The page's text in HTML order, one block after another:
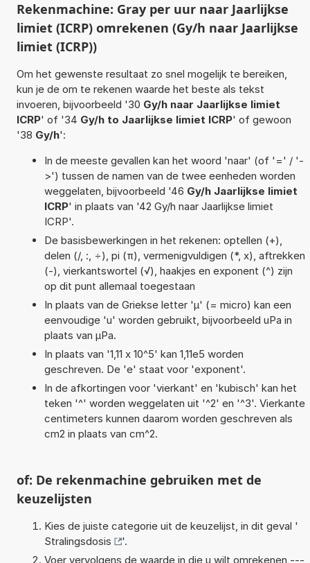
Rekenmachine: Gray per uur naar Jaarlijkse
limiet (ICRP) omrekenen (Gy/h naar Jaarlijkse
limiet (ICRP))
Om het gewenste resultaat zo snel mogelijk te bereiken,
kun je de om te rekenen waarde het beste als tekst
invoeren, bijvoorbeeld '30 Gy/h naar Jaarlijkse limiet
ICRP' of '34 Gy/h to Jaarlijkse limiet ICRP' of gewoon
'38 Gy/h':
In de meeste gevallen kan het woord 'naar' (of '=' / '-
>') tussen de namen van de twee eenheden worden
weggelaten, bijvoorbeeld '46 Gy/h Jaarlijkse limiet
ICRP' in plaats van '42 Gy/h naar Jaarlijkse limiet
ICRP'.
De basisbewerkingen in het rekenen: optellen (+),
delen (/, :, ÷), pi (π), vermenigvuldigen (*, x), aftrekken
(-), vierkantswortel (√), haakjes en exponent (^) zijn
op dit punt allemaal toegestaan
In plaats van de Griekse letter 'µ' (= micro) kan een
eenvoudige 'u' worden gebruikt, bijvoorbeeld uPa in
plaats van µPa.
In plaats van '1,11 x 10^5' kan 1,11e5 worden
geschreven. De 'e' staat voor 'exponent'.
In de afkortingen voor 'vierkant' en 'kubisch' kan het
teken '^' worden weggelaten uit '^2' en '^3'. Vierkante
centimeters kunnen daarom worden geschreven als
cm2 in plaats van cm^2.
of: De rekenmachine gebruiken met de
keuzelijsten
Kies de juiste categorie uit de keuzelijst, in dit geval '
Stralingsdosis
'.
Voer vervolgens de waarde in die u wilt omrekenen ---